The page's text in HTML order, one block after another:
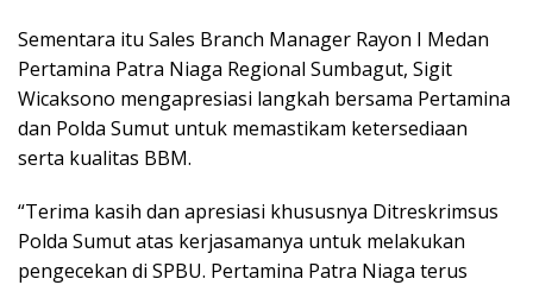
Sementara itu Sales Branch Manager Rayon I Medan
Pertamina Patra Niaga Regional Sumbagut, Sigit
Wicaksono mengapresiasi langkah bersama Pertamina
dan Polda Sumut untuk memastikam ketersediaan
serta kualitas BBM.
“Terima kasih dan apresiasi khususnya Ditreskrimsus
Polda Sumut atas kerjasamanya untuk melakukan
pengecekan di SPBU. Pertamina Patra Niaga terus